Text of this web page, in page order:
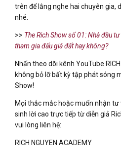
trên để lắng nghe hai chuyên gia,
nhé.
>> The Rich Show số 01: Nhà đầu
tham gia đấu giá đất hay không?
Nhấn theo dõi kênh YouTube
không bỏ lỡ bất kỳ tập phát sóng
Show!
Mọi thắc mắc hoặc muốn nhận
sinh lời cao trực tiếp từ diễn giả
vui lòng liên hệ:
RICH NGUYEN ACADEMY